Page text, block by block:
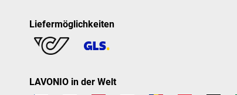
Liefermöglichkeiten
LAVONIO in der Welt